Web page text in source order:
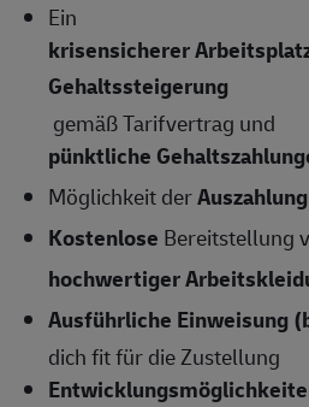
Ein
krisensicherer
Gehaltssteigerung
gemäß Tarifvertrag und
pünktliche
Möglichkeit der
Kostenlose Bereitstellung
hochwertiger
Ausführliche Einweisung
dich fit für die Zustellung